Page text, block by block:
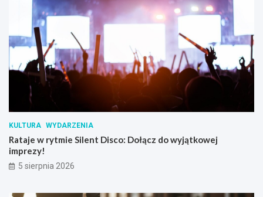
KULTURA WYDARZENIA
Rataje w rytmie Silent Disco: Dołącz do wyjątkowej
imprezy!
5 sierpnia 2026